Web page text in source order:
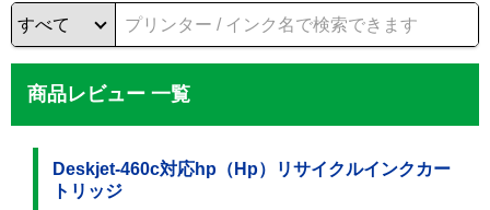
商品レビュー 一覧
Deskjet-460c対応hp（Hp）リサイクルインクカー
トリッジ